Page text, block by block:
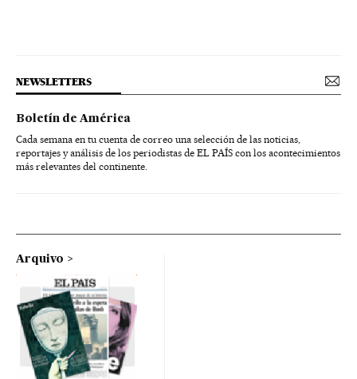
NEWSLETTERS
Boletín de América
Cada semana en tu cuenta de correo una selección de las noticias,
reportajes y análisis de los periodistas de EL PAÍS con los acontecimientos
más relevantes del continente.
Arquivo